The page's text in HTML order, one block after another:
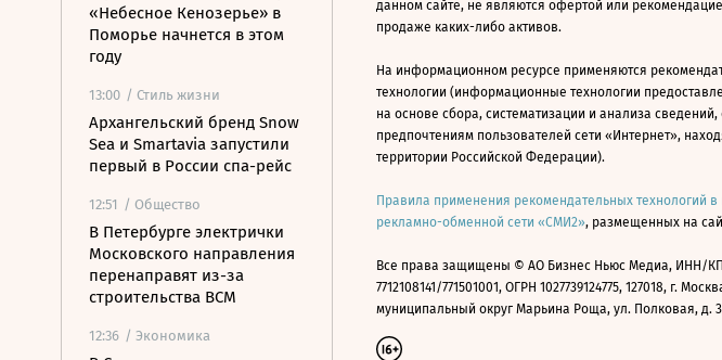
«Небесное Кенозерье» в
Поморье начнется в этом
году
13:00 / Стиль жизни
Архангельский бренд Snow
Sea и Smartavia запустили
первый в России спа-рейс
12:51 / Общество
В Петербурге электрички
Московского направления
перенаправят из-за
строительства ВСМ
12:36 / Экономика
данном сайте, не являются офертой или
продаже каких-либо активов.
На информационном ресурсе применяются
технологии (информационные технологии
на основе сбора, систематизации и анализа
предпочтениям пользователей сети «Интернет»,
территории Российской Федерации).
Правила применения рекомендательных технологий в
рекламно-обменной сети «СМИ2», размещенных на
Все права защищены © АО Бизнес Ньюс Медиа, ИНН/
7712108141/771501001, ОГРН 1027739124775, 127018, г.
муниципальный округ Марьина Роща, ул. Полковая, д. 3,